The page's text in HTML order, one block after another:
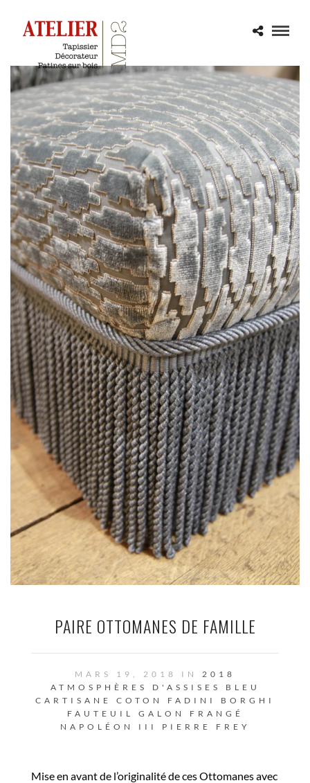
PAIRE OTTOMANES DE FAMILLE
MARS 19, 2018 IN 2018
ATMOSPHÈRES D'ASSISES
BLEU
CARTISANE
COTON
FADINI BORGHI
FAUTEUIL
GALON FRANGÉ
NAPOLÉON III
PIERRE FREY
Mise en avant de l’originalité de ces Ottomanes avec